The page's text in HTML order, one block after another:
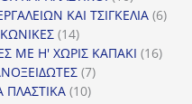
προϊόντα
ΚΑΙ ΤΣΙΓΚΕΛΙΑ 66
1414
προϊόντα
ΜΕ Η' ΧΩΡΙΣ ΚΑΠΑΚΙ 1616
77
ΠΛΑΣΤΙΚΑ 1010